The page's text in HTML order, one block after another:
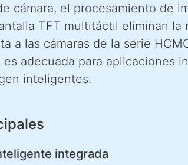
cámara, el procesamiento de
TFT multitáctil eliminan
a las cámaras de la serie
es adecuada para
inteligentes.
integrada